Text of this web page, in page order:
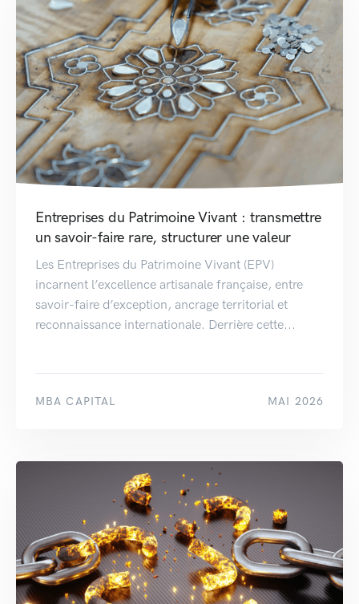
Entreprises du Patrimoine Vivant : transmettre
un savoir-faire rare, structurer une valeur
Les Entreprises du Patrimoine Vivant (EPV)
incarnent l’excellence artisanale française, entre
savoir-faire d’exception, ancrage territorial et
reconnaissance internationale. Derrière cette...
MBA CAPITAL MAI 2026